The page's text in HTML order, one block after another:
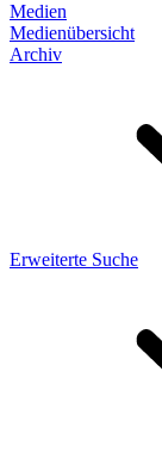
Medien
Medienübersicht
Archiv
Erweiterte Suche